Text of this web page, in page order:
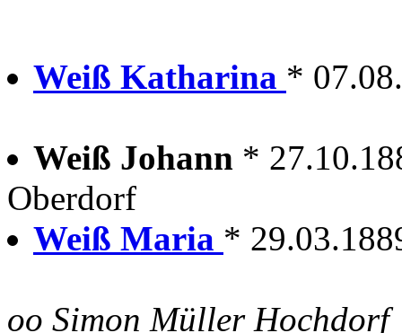
Weiß Katharina *
Weiß Johann *
Oberdorf
Weiß Maria *
oo Simon Müller Hochdorf